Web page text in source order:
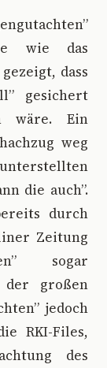
wie das
dass
gesichert
wäre. Ein
weg
die auch”.
durch
Zeitung
sogar
großen
jedoch
RKI-Files,
des